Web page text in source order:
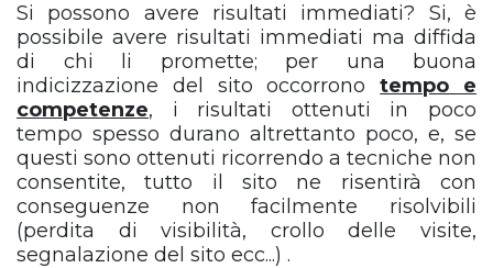
Si possono avere risultati immediati? Si, è
possibile avere risultati immediati ma diffida
di chi li promette; per una buona
indicizzazione del sito occorronotempo e
competenze, i risultati ottenuti in poco
tempo spesso durano altrettanto poco, e, se
questi sono ottenuti ricorrendo a tecniche non
consentite, tutto il sito ne risentirà con
conseguenze non facilmente risolvibili
(perdita di visibilità, crollo delle visite,
segnalazione del sito ecc...) .